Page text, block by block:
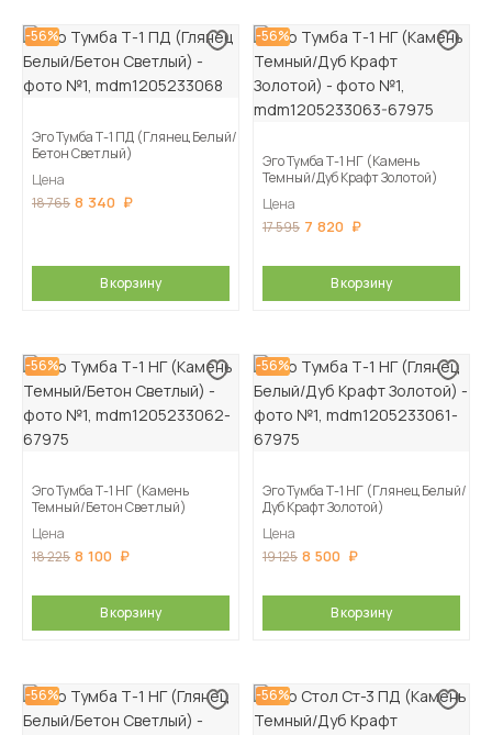
-56%
Эго Тумба Т-1 ПД (Глянец Белый/
Бетон Светлый)
Цена
18 765 8 340
В корзину
-56%
Эго Тумба Т-1 НГ (Камень
Темный/Дуб Крафт Золотой)
Цена
17 595 7 820
В корзину
-56%
Эго Тумба Т-1 НГ (Камень
Темный/Бетон Светлый)
Цена
18 225 8 100
В корзину
-56%
Эго Тумба Т-1 НГ (Глянец Белый/
Дуб Крафт Золотой)
Цена
19 125 8 500
В корзину
-56% -56%